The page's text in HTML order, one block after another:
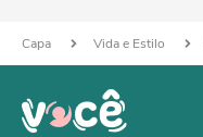
Capa Vida e Estilo